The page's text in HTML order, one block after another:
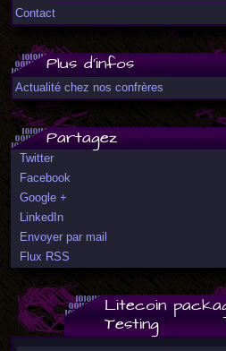
Contact
Plus d'infos
Actualité chez nos confrères
Partagez
Twitter
Facebook
Google +
LinkedIn
Envoyer par mail
Flux RSS
Litecoin
Testing